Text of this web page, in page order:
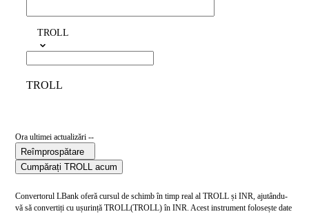
TROLL
TROLL
Ora ultimei actualizări --
Reîmprospătare
Cumpărați TROLL acum
Convertorul LBank oferă cursul de schimb în timp real al TROLL și INR, ajutându-
vă să convertiți cu ușurință TROLL(TROLL) în INR. Acest instrument folosește date